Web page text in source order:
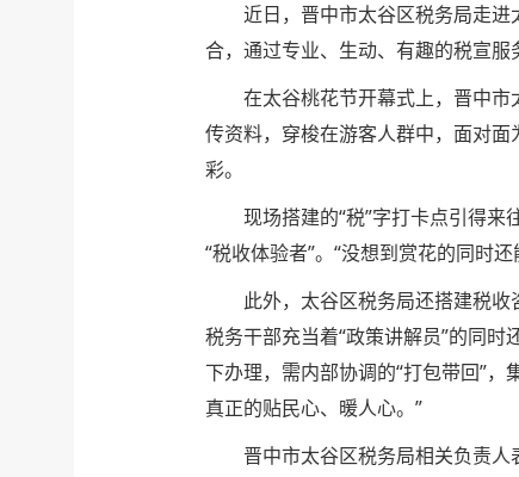
近日，晋中市太谷区税务局走
合，通过专业、生动、有趣的税宣服
在太谷桃花节开幕式上，晋中
传资料，穿梭在游客人群中，面对
彩。
现场搭建的“税”字打卡点引得
“税收体验者”。“没想到赏花的同时
此外，太谷区税务局还搭建税
税务干部充当着“政策讲解员”的同
下办理，需内部协调的“打包带回”，
真正的贴民心、暖人心。”
晋中市太谷区税务局相关负责人